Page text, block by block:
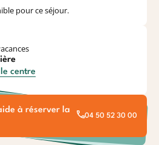
pour ce séjour.
centre
à réserver la
04 50 52 30 00